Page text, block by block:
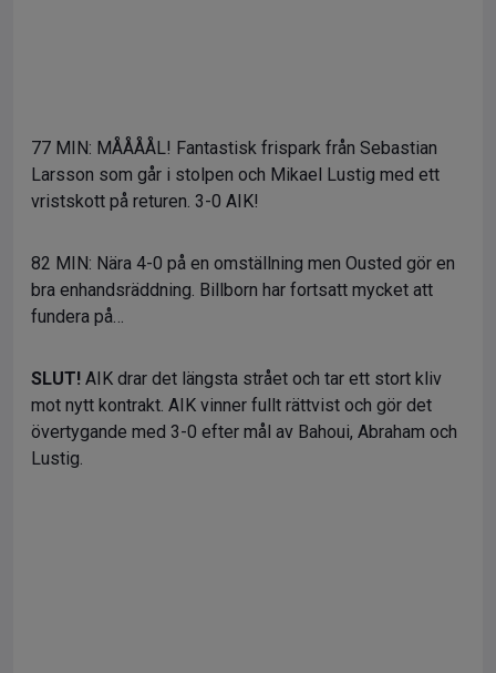
77 MIN: MÅÅÅÅL! Fantastisk frispark från Sebastian
Larsson som går i stolpen och Mikael Lustig med ett
vristskott på returen. 3-0 AIK!
82 MIN: Nära 4-0 på en omställning men Ousted gör en
bra enhandsräddning. Billborn har fortsatt mycket att
fundera på…
SLUT! AIK drar det längsta strået och tar ett stort kliv
mot nytt kontrakt. AIK vinner fullt rättvist och gör det
övertygande med 3-0 efter mål av Bahoui, Abraham och
Lustig.